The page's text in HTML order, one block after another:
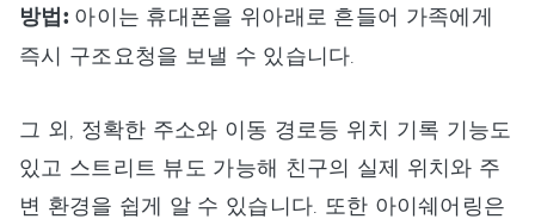
방법: 아이는 휴대폰을 위아래로 흔들어 가족에게
즉시 구조요청을 보낼 수 있습니다.
그 외, 정확한 주소와 이동 경로등 위치 기록 기능도
있고 스트리트 뷰도 가능해 친구의 실제 위치와 주
변 환경을 쉽게 알 수 있습니다. 또한 아이쉐어링은